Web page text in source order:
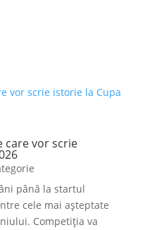
care vor scrie
până la startul
cele mai așteptate
Competiția va